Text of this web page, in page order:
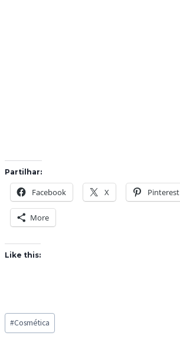
Partilhar:
Facebook X Pinterest
More
Like this:
Post
Tags:
#Cosmética